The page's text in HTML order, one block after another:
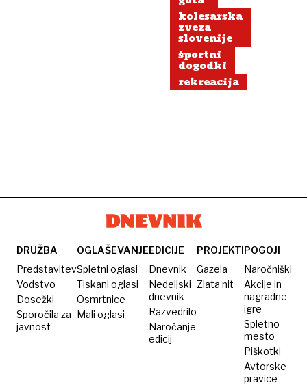
kolesarska
zveza
slovenije
športni
dogodki
rekreacija
DRUŽBA
Predstavitev
Vodstvo
Dosežki
Sporočila za
javnost
OGLAŠEVANJE
Spletni oglasi
Tiskani oglasi
Osmrtnice
Mali oglasi
EDICIJE
Dnevnik
Nedeljski
dnevnik
Razvedrilo
Naročanje
edicij
PROJEKTI
Gazela
Zlata nit
POGOJI
Naročniški
Akcije in
nagradne
igre
Spletno
mesto
Piškotki
Avtorske
pravice